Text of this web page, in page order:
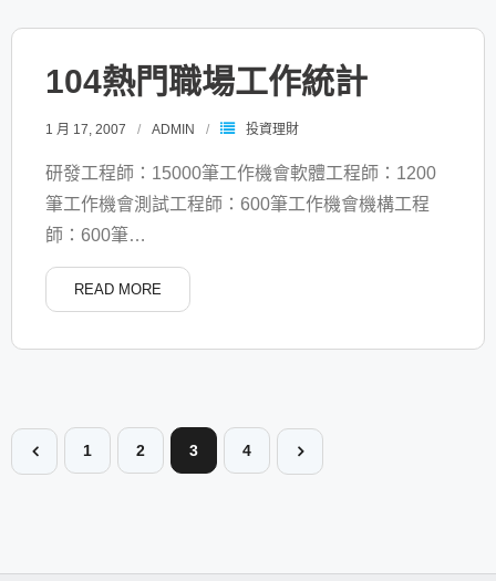
104熱門職場工作統計
1 月 17, 2007 ADMIN 投資理財
研發工程師：15000筆工作機會軟體工程師：1200
筆工作機會測試工程師：600筆工作機會機構工程
師：600筆…
READ MORE
1 2 3 4